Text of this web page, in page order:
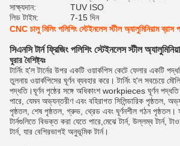
সাক্ষ্যদান:
TUV ISO
লিড টাইম:
7-15 দিন
CNC চালু মিলিং পলিশিং স্টেইনলেস স্টীল অ্যালুমিনিয়াম ব্রাস
সিএনসি টার্ন ফ্রিজিং পলিশিং স্টেইনলেস স্টীল
ঘুরার বৈশিষ্ট্যঃ
টার্নিং হ'ল টার্নের উপর একটি ওয়ার্কপিস কেটে ফেলার একটি
তুলনায় ওয়ার্কপিসের ঘূর্ণন ব্যবহার করে। টার্নিং হ'ল সবচেয়ে
পদ্ধতি।ঘূর্ণন পৃষ্ঠের সঙ্গে অধিকাংশ workpieces ঘূর্ণন পদ্ধতি
পারে, যেমন অভ্যন্তরীণ এবং বহিরাগত সিলিন্ডারিক পৃষ্ঠতল,
পৃষ্ঠতল, শেষ পৃষ্ঠতল, গ্রুভ, থ্রেড এবং ঘূর্ণনশীল গঠন পৃষ্ঠতল।
টার্নগুলিতে বিভক্ত করা যেতে পারে,মেঝে টার্ন, উল্লম্ব টার্ন,
টার্ন, যার বেশিরভাগই অনুভূমিক টার্ন।